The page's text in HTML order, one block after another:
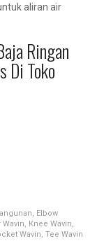
aliran air
Ringan
Di Toko
, Elbow
, Knee Wavin,
Wavin, Tee Wavin